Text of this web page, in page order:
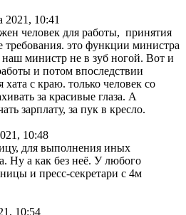
2021, 10:41
человек для работы, принятия
это функции министра
наш министр не в зуб ногой. Вот и
и потом впоследствии
хата с краю. только человек со
за красивые глаза. А
зарплату, за пук в кресло.
10:48
для выполнения иных
Ну а как без неё. У любого
и пресс-секретари с 4м
10:54